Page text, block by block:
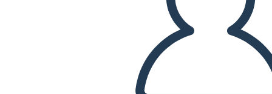
RIPRODURRE LA PRESENTAZIONE
LEGGIMI